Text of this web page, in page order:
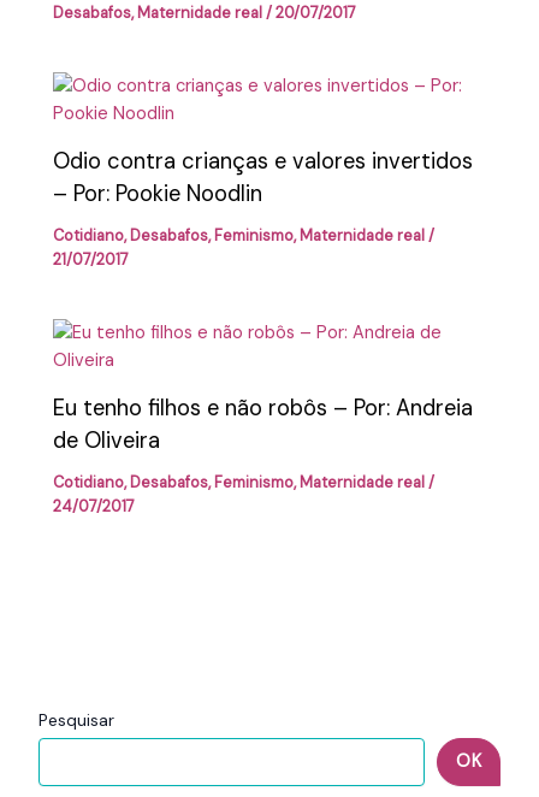
Pesquisar
OK
Desabafos,Maternidade real/20/07/2017
Odio contra crianças e valores invertidos
– Por: Pookie Noodlin
Cotidiano,Desabafos,Feminismo,Maternidade real/
21/07/2017
Eu tenho filhos e não robôs – Por: Andreia
de Oliveira
Cotidiano,Desabafos,Feminismo,Maternidade real/
24/07/2017